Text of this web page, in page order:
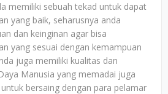
memiliki sebuah tekad untuk dapat
yang baik, seharusnya anda
dan keinginan agar bisa
yang sesuai dengan kemampuan
juga memiliki kualitas dan
Manusia yang memadai juga
bersaing dengan para pelamar